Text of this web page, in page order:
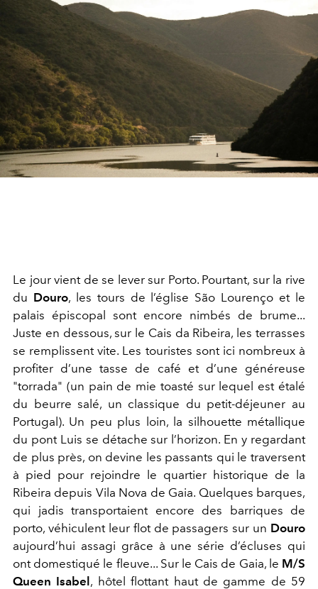
Le jour vient de se lever sur Porto. Pourtant, sur la rive
du Douro, les tours de l’église São Lourenço et le
palais épiscopal sont encore nimbés de brume...
Juste en dessous, sur le Cais da Ribeira, les terrasses
se remplissent vite. Les touristes sont ici nombreux à
profiter d’une tasse de café et d’une généreuse
"torrada" (un pain de mie toasté sur lequel est étalé
du beurre salé, un classique du petit-déjeuner au
Portugal). Un peu plus loin, la silhouette métallique
du pont Luis se détache sur l’horizon. En y regardant
de plus près, on devine les passants qui le traversent
à pied pour rejoindre le quartier historique de la
Ribeira depuis Vila Nova de Gaia. Quelques barques,
qui jadis transportaient encore des barriques de
porto, véhiculent leur flot de passagers sur un Douro
aujourd’hui assagi grâce à une série d’écluses qui
ont domestiqué le fleuve... Sur le Cais de Gaia, le M/S
Queen Isabel, hôtel flottant haut de gamme de 59